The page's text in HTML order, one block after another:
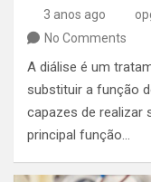
3 anos ago
No Comments
A diálise é um
substituir a função
capazes de realizar
principal função…